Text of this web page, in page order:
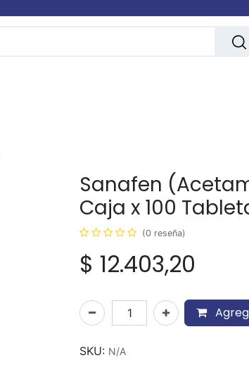
Sanafen
Caja x 100
(0 reseña)
$ 12.403,20
SKU: N/A